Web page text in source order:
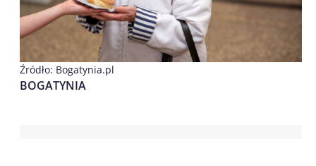
Źródło: Bogatynia.pl
BOGATYNIA